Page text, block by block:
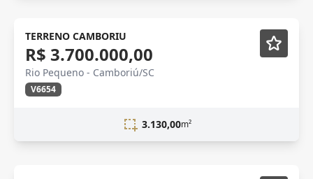
TERRENO CAMBORIU
R$ 3.700.000,00
Rio Pequeno - Camboriú/SC
V6654
3.130,00m²